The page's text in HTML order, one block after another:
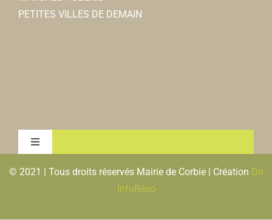
PETITES VILLES DE DEMAIN
Toggle
MENTIONS LEGALES & RGPD
© 2021 | Tous droits réservés Mairie de Corbie | Création Dn
InfoRéso